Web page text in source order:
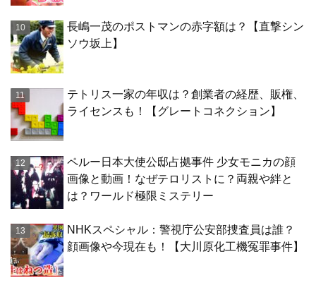
長嶋一茂のポストマンの赤字額は？【直撃シン
ソウ坂上】
テトリス一家の年収は？創業者の経歴、販権、
ライセンスも！【グレートコネクション】
ペルー日本大使公邸占拠事件 少女モニカの顔
画像と動画！なぜテロリストに？両親や絆と
は？ワールド極限ミステリー
NHKスペシャル：警視庁公安部捜査員は誰？
顔画像や今現在も！【大川原化工機冤罪事件】